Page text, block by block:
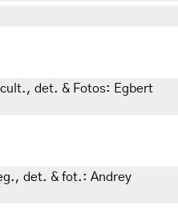
det. & Fotos: Egbert
det. & fot.: Andrey